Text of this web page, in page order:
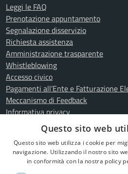
Leggi le FAQ
Prenotazione appuntamento
Segnalazione disservizio
Richiesta assistenza
Amministrazione trasparente
Whistleblowing
Accesso civico
Pagamenti all’Ente e Fatturazione
Meccanismo di Feedback
Informativa privacy
Dichiarazione di accessibilità
Attuazione misure PNRR
Piano di miglioramento del sito
Questo sito web
Questo sito web utilizza i cookie per
navigazione. Utilizzando il nostro sito
in conformità con la nostra policy